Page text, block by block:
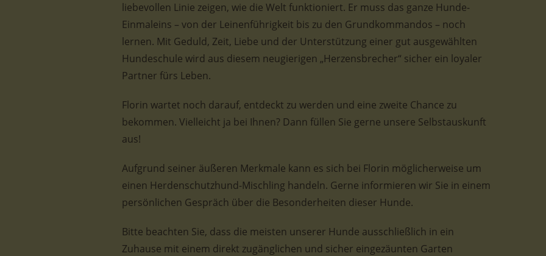
liebevollen Linie zeigen, wie die Welt funktioniert. Er muss das ganze Hunde-
Einmaleins – von der Leinenführigkeit bis zu den Grundkommandos – noch
lernen. Mit Geduld, Zeit, Liebe und der Unterstützung einer gut ausgewählten
Hundeschule wird aus diesem neugierigen „Herzensbrecher“ sicher ein loyaler
Partner fürs Leben.
Florin wartet noch darauf, entdeckt zu werden und eine zweite Chance zu
bekommen. Vielleicht ja bei Ihnen? Dann füllen Sie gerne unsere Selbstauskunft
aus!
Aufgrund seiner äußeren Merkmale kann es sich bei Florin möglicherweise um
einen Herdenschutzhund-Mischling handeln. Gerne informieren wir Sie in einem
persönlichen Gespräch über die Besonderheiten dieser Hunde.
Bitte beachten Sie, dass die meisten unserer Hunde ausschließlich in ein
Zuhause mit einem direkt zugänglichen und sicher eingezäunten Garten